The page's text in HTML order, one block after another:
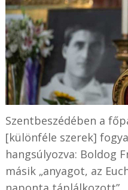
Szentbeszédében a
[különféle szerek]
hangsúlyozva: Boldog
másik „anyagot, az